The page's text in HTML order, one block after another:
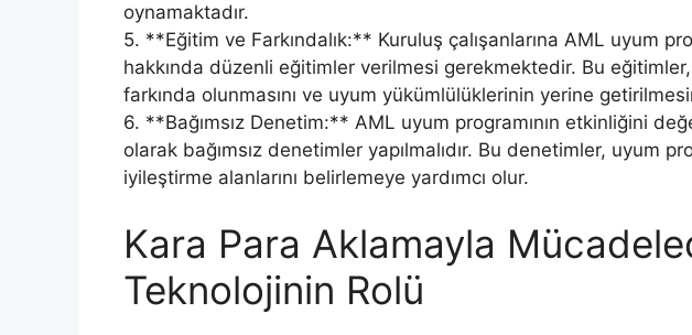
oynamaktadır.
5. **Eğitim ve Farkındalık:** Kuruluş çalışanlarına AML uyum
hakkında düzenli eğitimler verilmesi gerekmektedir. Bu
farkında olunmasını ve uyum yükümlülüklerinin yerine
6. **Bağımsız Denetim:** AML uyum programının etkinliğini
olarak bağımsız denetimler yapılmalıdır. Bu denetimler, uyum
iyileştirme alanlarını belirlemeye yardımcı olur.
Kara Para Aklamayla
Teknolojinin Rolü